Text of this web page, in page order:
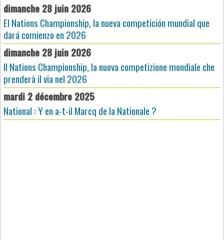
dimanche 28 juin 2026
El Nations Championship, la nueva competición mundial que
dará comienzo en 2026
dimanche 28 juin 2026
Il Nations Championship, la nuova competizione mondiale che
prenderà il via nel 2026
mardi 2 décembre 2025
National : Y en a-t-il Marcq de la Nationale ?